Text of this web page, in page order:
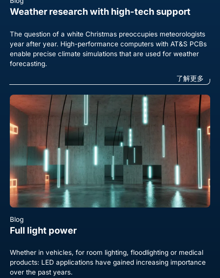
Weather research with high-tech support
The question of a white Christmas preoccupies meteorologists
year after year. High-performance computers with AT&S PCBs
enable precise climate simulations that are used for weather
forecasting.
了解更多
Blog
Full light power
Whether in vehicles, for room lighting, floodlighting or medical
products: LED applications have gained increasing importance
over the past years.